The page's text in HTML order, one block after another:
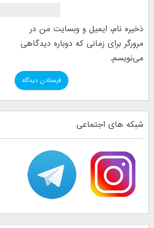
ذخیره نام، ایمیل و وبسایت من در
مرورگر برای زمانی که دوباره دیدگاهی
می‌نویسم.
شبکه های اجتماعی